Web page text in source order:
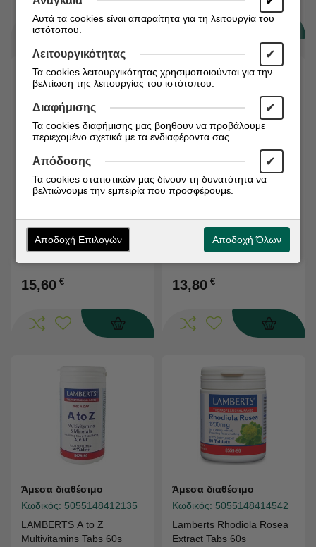
Άμεσα διαθέσιμο
LAMBERTS Vitamin Β-50
Complex Tabs 60s
15,60 €
Άμεσα διαθέσιμο
LAMBERTS Vitamin C
1000mg Time Release
Tabs 60s
13,80 €
Άμεσα διαθέσιμο
Κωδικός: 5055148412135
LAMBERTS A to Z
Multivitamins Tabs 60s
Άμεσα διαθέσιμο
Κωδικός: 5055148414542
Lamberts Rhodiola Rosea
Extract Tabs 60s
Αυτά τα cookies είναι απαραίτητα για τη λειτουργία του
ιστότοπου.
Λειτουργικότητας ✔
Τα cookies λειτουργικότητας χρησιμοποιούνται για την
βελτίωση της λειτουργίας του ιστότοπου.
Διαφήμισης ✔
Τα cookies διαφήμισης μας βοηθουν να προβάλουμε
περιεχομένο σχετικά με τα ενδιαφέροντα σας.
Απόδοσης ✔
Τα cookies στατιστικών μας δίνουν τη δυνατότητα να
βελτιώνουμε την εμπειρία που προσφέρουμε.
Αποδοχή Επιλογών Αποδοχή Όλων